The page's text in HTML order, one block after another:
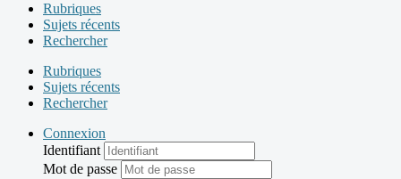
Rubriques
Sujets récents
Rechercher
Rubriques
Sujets récents
Rechercher
Connexion
Identifiant
Mot de passe